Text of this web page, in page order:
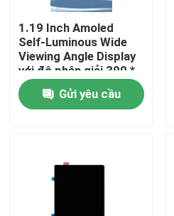
Các sản phẩm
Video
1.19 Inch Amoled
Self-Luminous Wide
Viewing Angle Display
với độ phân giải 390 *
390, QSPI Interface,
Driving IC CO5300
Brightness 650cd
Gửi yêu cầu